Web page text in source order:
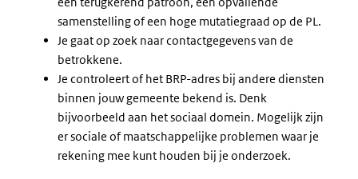
samenstelling of een hoge mutatiegraad op de PL.
Je gaat op zoek naar contactgegevens van de
betrokkene.
Je controleert of het BRP-adres bij andere diensten
binnen jouw gemeente bekend is. Denk
bijvoorbeeld aan het sociaal domein. Mogelijk zijn
er sociale of maatschappelijke problemen waar je
rekening mee kunt houden bij je onderzoek.